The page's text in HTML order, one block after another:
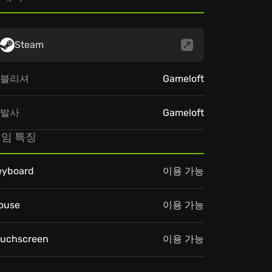
Steam
리셔 Gameloft
사 Gameloft
특징
이용 가능
이용 가능
이용 가능